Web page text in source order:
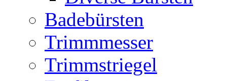
Badebürsten
Trimmmesser
Trimmstriegel